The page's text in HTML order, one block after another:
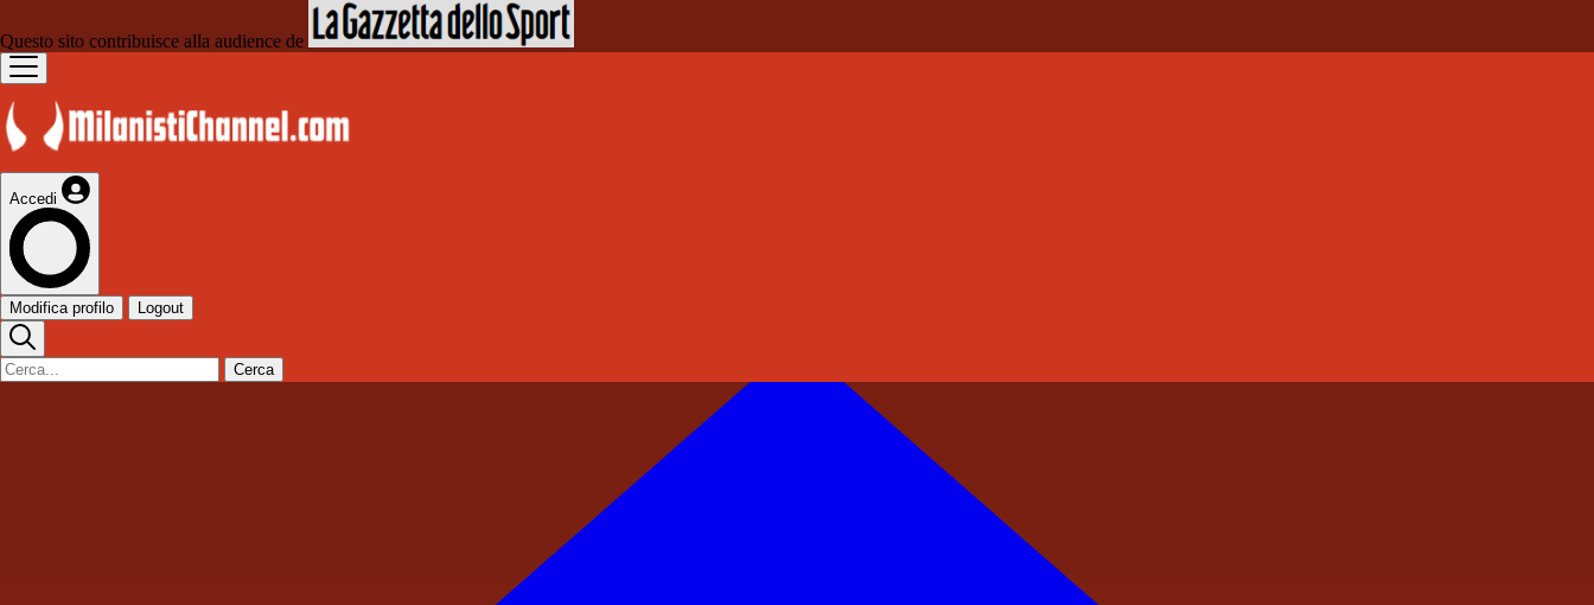
Questo sito contribuisce alla audience de
Accedi
Modifica profilo Logout
Cerca